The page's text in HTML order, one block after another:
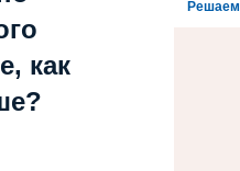
как